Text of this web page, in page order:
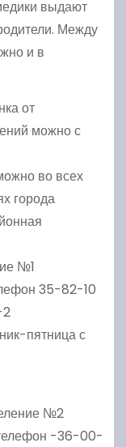
выдают
Между
и в
от
можно с
во всех
города
№1
35-82-10
пятница с
№2
-36-00-